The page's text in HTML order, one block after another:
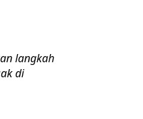
langkah
di